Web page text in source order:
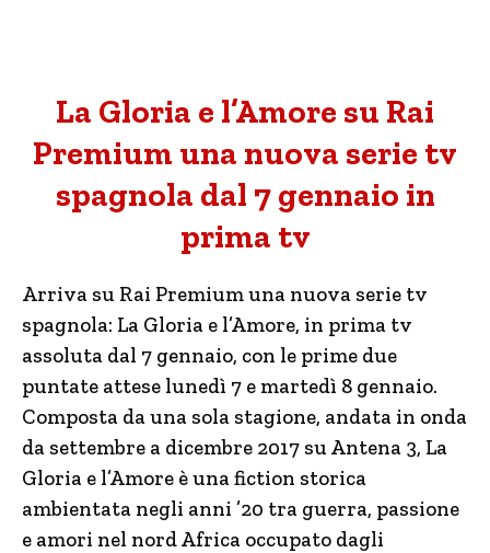
La Gloria e l’Amore su Rai
Premium una nuova serie tv
spagnola dal 7 gennaio in
prima tv
Arriva su Rai Premium una nuova serie tv
spagnola: La Gloria e l’Amore, in prima tv
assoluta dal 7 gennaio, con le prime due
puntate attese lunedì 7 e martedì 8 gennaio.
Composta da una sola stagione, andata in onda
da settembre a dicembre 2017 su Antena 3, La
Gloria e l’Amore è una fiction storica
ambientata negli anni ’20 tra guerra, passione
e amori nel nord Africa occupato dagli